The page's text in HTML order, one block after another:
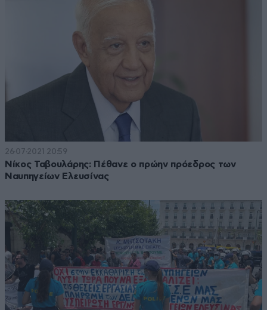
26·07·2021 20:59
Νίκος Ταβουλάρης: Πέθανε ο πρώην πρόεδρος των
Ναυπηγείων Ελευσίνας